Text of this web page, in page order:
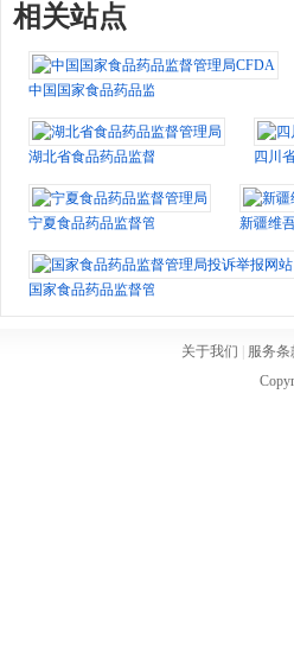
相关站点
中国国家食品药品监督管理局CFDA
湖北省食品药品监督管理局 四川
宁夏食品药品监督管理局 新疆维
国家食品药品监督管理局投诉举报网站
关于我们 服务条